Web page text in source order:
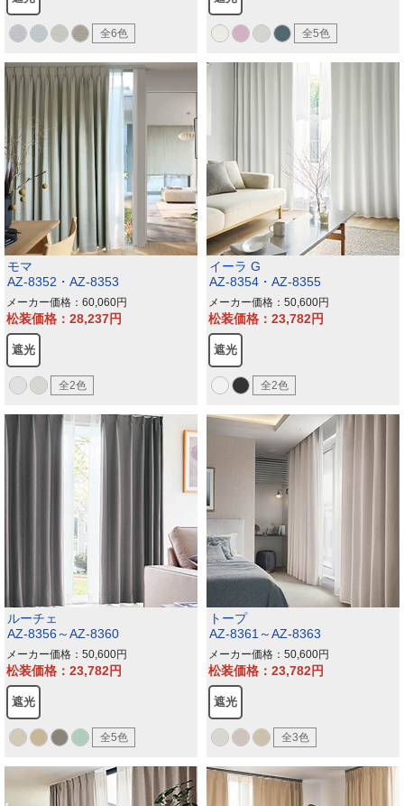
全6色 全5色
モマ
AZ-8352・AZ-8353
メーカー価格：60,060
松装価格：28,237
遮光
全2色
イーラ G
AZ-8354・AZ-8355
メーカー価格：50,600
松装価格：23,782
遮光
全2色
ルーチェ
AZ-8356～AZ-8360
メーカー価格：50,600
松装価格：23,782
遮光
全5色
トープ
AZ-8361～AZ-8363
メーカー価格：50,600
松装価格：23,782
遮光
全3色